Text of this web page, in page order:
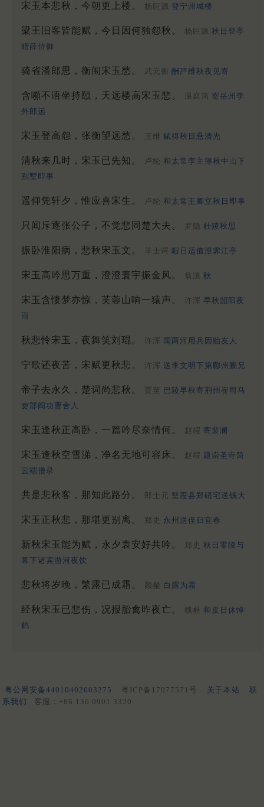
宋玉本悲秋，今朝更上楼。 杨巨源 登宁州城楼
梁王旧客皆能赋，今日因何独怨秋。 杨巨源 秋日登亭
赠薛侍御
骑省潘郎思，衡闱宋玉愁。 武元衡 酬严维秋夜见寄
含嚬不语坐持颐，天远楼高宋玉悲。 温庭筠 寄岳州李
外郎远
宋玉登高怨，张衡望远愁。 王维 赋得秋日悬清光
清秋来几时，宋玉已先知。 卢纶 和太常李主簿秋中山下
别墅即事
遥仰凭轩夕，惟应喜宋生。 卢纶 和太常王卿立秋日即事
只闻斥逐张公子，不觉悲同楚大夫。 罗隐 杜陵秋思
振卧淮阳病，悲秋宋玉文。 羊士谔 暇日适值澄霁江亭
宋玉高吟思万重，澄澄寰宇振金风。 翁洮 秋
宋玉含悽梦亦惊，芙蓉山响一猿声。 许浑 早秋韶阳夜
雨
秋悲怜宋玉，夜舞笑刘琨。 许浑 闻两河用兵因贻友人
宁歌还夜苦，宋赋更秋悲。 许浑 送李文明下第鄜州觐兄
帝子去永久，楚词尚悲秋。 贾至 巴陵早秋寄荆州崔司马
吏部阎功曹舍人
宋玉逢秋正高卧，一篇吟尽奈情何。 赵嘏 寄裴澜
宋玉逢秋空雪涕，净名无地可容床。 赵嘏 题崇圣寺简
云端僧录
共是悲秋客，那知此路分。 郎士元 盩厔县郑礒宅送钱大
宋玉正秋悲，那堪更别离。 郑史 永州送侄归宜春
新秋宋玉能为赋，永夕袁安好共吟。 郑史 秋日零陵与
幕下诸宾游河夜饮
悲秋将岁晚，繁露已成霜。 颜粲 白露为霜
经秋宋玉已悲伤，况报胎禽昨夜亡。 魏朴 和皮日休悼
鹤
粤公网安备44010402003275 粤ICP备17077571号 关于本站
联
系我们
客服：+86 136 0901 3320